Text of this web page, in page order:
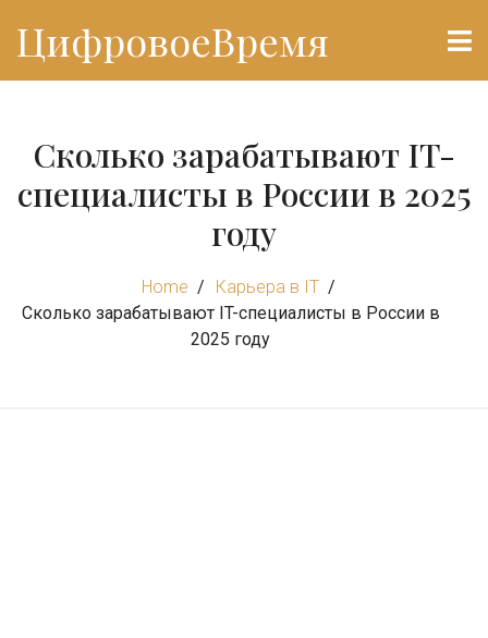
ЦифровоеВремя
Сколько зарабатывают IT-
специалисты в России в 2025
году
Home
Карьера в IT
Сколько зарабатывают IT-специалисты в России в
2025 году